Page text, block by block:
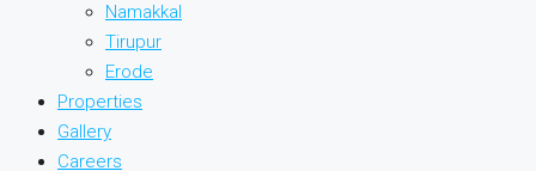
Namakkal
Tirupur
Erode
Properties
Gallery
Careers